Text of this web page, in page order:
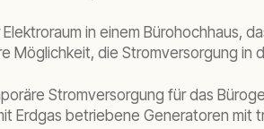
in einem Bürohochhaus,
Möglichkeit, die Stromversorgung in
Stromversorgung für das
Erdgas betriebene Generatoren